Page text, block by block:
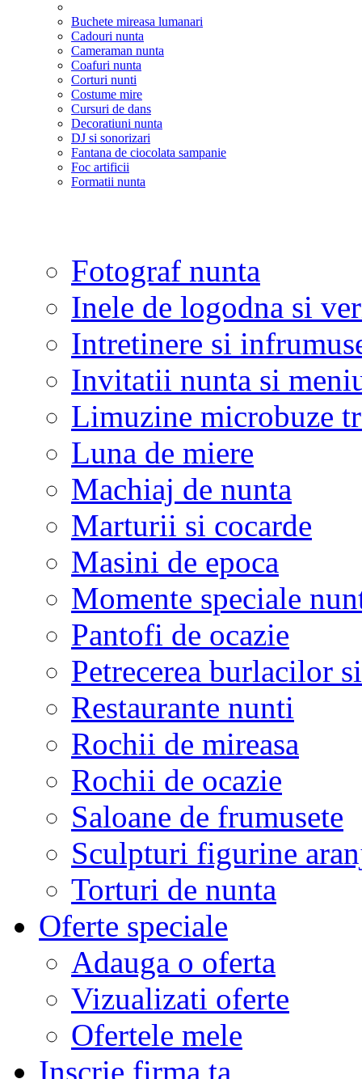
Buchete mireasa lumanari
Cadouri nunta
Cameraman nunta
Coafuri nunta
Corturi nunti
Costume mire
Cursuri de dans
Decoratiuni nunta
DJ si sonorizari
Fantana de ciocolata sampanie
Foc artificii
Formatii nunta
Fotograf nunta
Inele de logodna si
Intretinere si
Invitatii nunta si
Limuzine microbuze
Luna de miere
Machiaj de nunta
Marturii si cocarde
Masini de epoca
Momente speciale
Pantofi de ocazie
Petrecerea burlacilor
Restaurante nunti
Rochii de mireasa
Rochii de ocazie
Saloane de frumusete
Sculpturi figurine
Torturi de nunta
Oferte speciale
Adauga o oferta
Vizualizati oferte
Ofertele mele
Inscrie firma ta